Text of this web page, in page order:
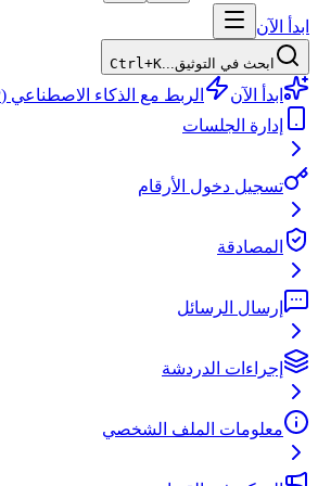
ابدأ الآن
ابحث في التوثيق... Ctrl+K
ابدأ الآن الربط مع الذكاء الاصطناعي (MCP)
إدارة الجلسات
تسجيل دخول الأرقام
المصادقة
إرسال الرسائل
إجراءات الدردشة
معلومات الملف الشخصي